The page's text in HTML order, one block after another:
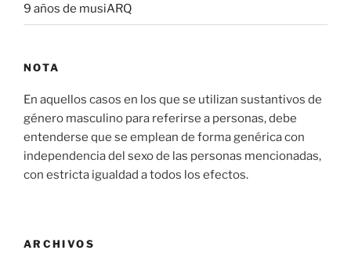
9 años de musiARQ
NOTA
En aquellos casos en los que se utilizan sustantivos de
género masculino para referirse a personas, debe
entenderse que se emplean de forma genérica con
independencia del sexo de las personas mencionadas,
con estricta igualdad a todos los efectos.
ARCHIVOS